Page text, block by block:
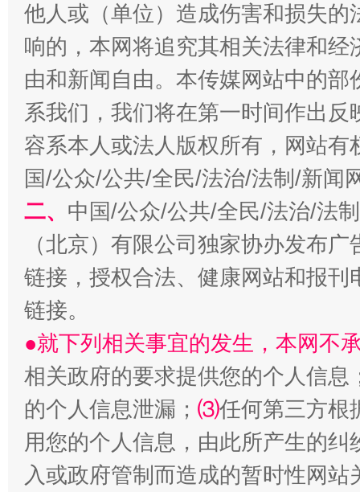
“刷贴”乱象丛生
揭批美国五大"原罪" "炒
他人或（单位）造成伤害和损失
响的，本网将追究其相关法律和
由和新闻自由。本传媒网站中的
系我们，我们将在第一时间作出
容系本人或法人版权所有，网站
国/公众/公共/全民/法治/法制/新闻
二、 中国/公众/公共/全民/法治/法
（北京）有限公司独家协办发布
链接，授权合法、健康网站和报
链接。
●就下列相关事宜的发生，本网不
相关政府的要求提供您的个人信息
的个人信息泄漏； ⑶任何第三方根
用您的个人信息，由此所产生的纠
入或政府管制而造成的暂时性网